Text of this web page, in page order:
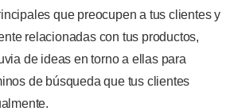
que preocupen a tus clientes y
relacionadas con tus productos,
de ideas en torno a ellas para
de búsqueda que tus clientes